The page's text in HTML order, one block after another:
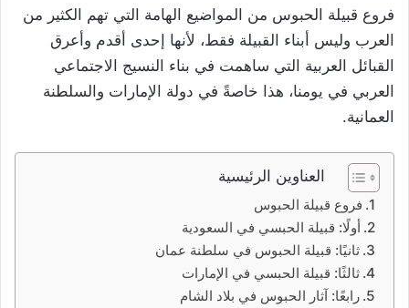
فروع قبيلة الحبوس من المواضيع الهامة التي تهم الكثير من
العرب وليس أبناء القبيلة فقط، لأنها إحدى أقدم وأعرق
القبائل العربية التي ساهمت في بناء النسيج الاجتماعي
العربي في يومنا، هذا خاصةً في دولة الإمارات والسلطنة
العمانية.
العناوين الرئيسية
فروع قبيلة الحبوس
أولًا: قبيلة الحبسي في السعودية
ثانيًا: قبيلة الحبوس في سلطنة عمان
ثالثًا: قبيلة الحبسي في الإمارات
رابعًا: آثار الحبوس في بلاد الشام